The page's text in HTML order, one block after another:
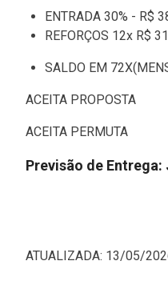
ENTRADA 30% - R$
REFORÇOS 12x R$
SALDO EM
ACEITA PROPOSTA
ACEITA PERMUTA
Previsão de Entrega:
ATUALIZADA: 13/05/